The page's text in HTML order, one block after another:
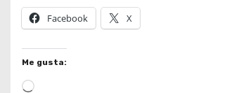
Facebook X
Me gusta:
L